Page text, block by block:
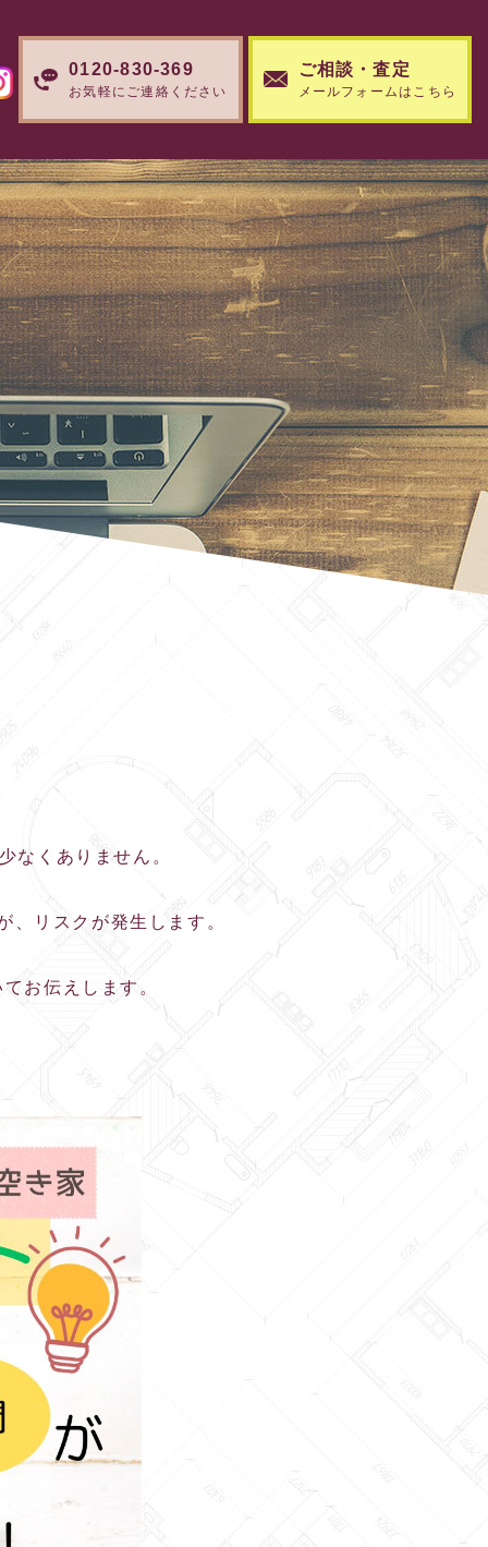
0120-830-369
お気軽にご連絡ください
ご相談・査定
メールフォームはこちら
なくありません。
、リスクが発生します。
お伝えします。